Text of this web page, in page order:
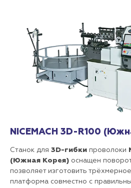
NICEMACH 3D-R100
Станок для 3D-гибки проволоки
(Южная Корея) оснащен
позволяет изготовить
платформа совместно с